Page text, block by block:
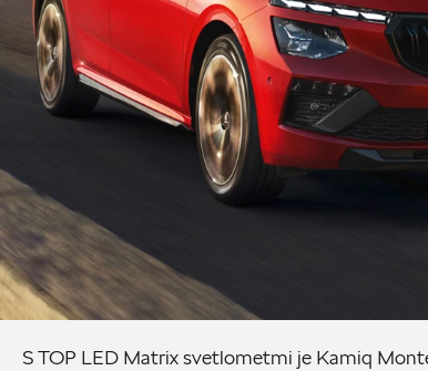
S TOP LED Matrix svetlometmi je Kamiq